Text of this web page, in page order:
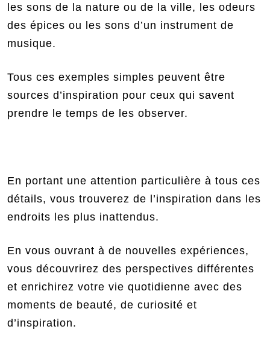
les sons de la nature ou de la ville, les odeurs
des épices ou les sons d’un instrument de
musique.
Tous ces exemples simples peuvent être
sources d’inspiration pour ceux qui savent
prendre le temps de les observer.
En portant une attention particulière à tous ces
détails, vous trouverez de l’inspiration dans les
endroits les plus inattendus.
En vous ouvrant à de nouvelles expériences,
vous découvrirez des perspectives différentes
et enrichirez votre vie quotidienne avec des
moments de beauté, de curiosité et
d’inspiration.